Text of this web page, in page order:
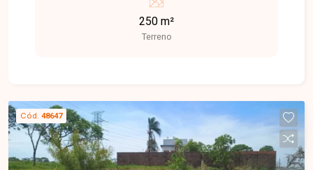
praticidade e valorização constante para quem
busca investir ou construir. O terreno possui 250
m² (10x25), está em excelente localização e é
projetos. Para mais informações e visita ao local,
entre em contato e aproveite essa oportunidade
enquanto o terreno ainda está disponível.
250 m²
Terreno
Cód. 48647